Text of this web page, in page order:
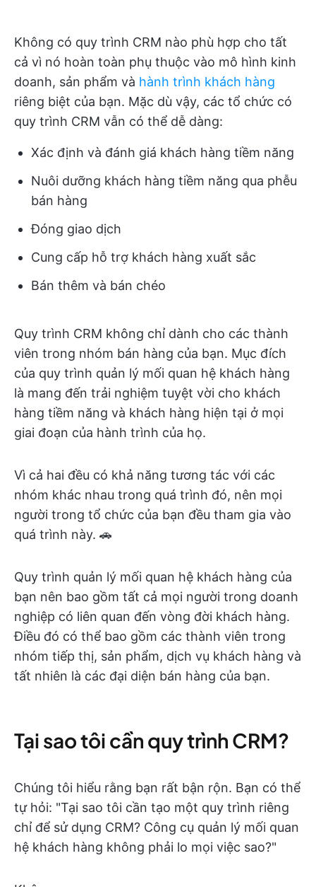
Không có quy trình CRM nào phù hợp cho tất
cả vì nó hoàn toàn phụ thuộc vào mô hình kinh
doanh, sản phẩm và hành trình khách hàng
riêng biệt của bạn. Mặc dù vậy, các tổ chức có
quy trình CRM vẫn có thể dễ dàng:
Xác định và đánh giá khách hàng tiềm năng
Nuôi dưỡng khách hàng tiềm năng qua phễu
bán hàng
Đóng giao dịch
Cung cấp hỗ trợ khách hàng xuất sắc
Bán thêm và bán chéo
Quy trình CRM không chỉ dành cho các thành
viên trong nhóm bán hàng của bạn. Mục đích
của quy trình quản lý mối quan hệ khách hàng
là mang đến trải nghiệm tuyệt vời cho khách
hàng tiềm năng và khách hàng hiện tại ở mọi
giai đoạn của hành trình của họ.
Vì cả hai đều có khả năng tương tác với các
nhóm khác nhau trong quá trình đó, nên mọi
người trong tổ chức của bạn đều tham gia vào
quá trình này. 🚗
Quy trình quản lý mối quan hệ khách hàng của
bạn nên bao gồm tất cả mọi người trong doanh
nghiệp có liên quan đến vòng đời khách hàng.
Điều đó có thể bao gồm các thành viên trong
nhóm tiếp thị, sản phẩm, dịch vụ khách hàng và
tất nhiên là các đại diện bán hàng của bạn.
Tại sao tôi cần quy trình CRM?
Chúng tôi hiểu rằng bạn rất bận rộn. Bạn có thể
tự hỏi: "Tại sao tôi cần tạo một quy trình riêng
chỉ để sử dụng CRM? Công cụ quản lý mối quan
hệ khách hàng không phải lo mọi việc sao?"